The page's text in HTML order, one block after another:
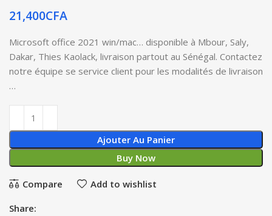
21,400CFA
Microsoft office 2021 win/mac… disponible à Mbour, Saly,
Dakar, Thies Kaolack, livraison partout au Sénégal. Contactez
notre équipe se service client pour les modalités de livraison
…
Ajouter Au Panier
Buy Now
Compare Add to wishlist
Share: